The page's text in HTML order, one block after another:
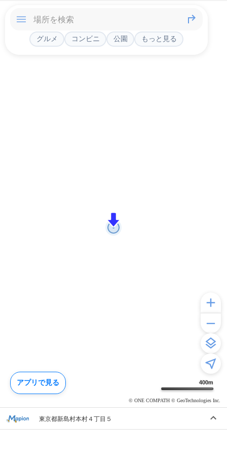
400m
© ONE COMPATH © GeoTechnologies Inc.
グルメ コンビニ 公園 もっと見る
東京都新島村本村４丁目５
アプリで見る